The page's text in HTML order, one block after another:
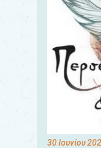
30 Ιουνίου